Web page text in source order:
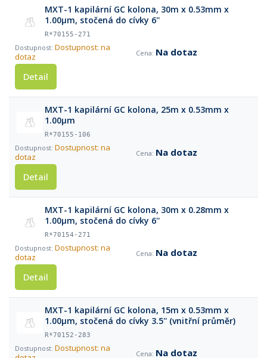
MXT-1 kapilární GC kolona, 30m x 0.53mm x
1.00μm, stočená do cívky 6''
R*70155-271
Dostupnost: na
dotaz
Na dotaz
Detail
MXT-1 kapilární GC kolona, 25m x 0.53mm x
1.00μm
R*70155-106
Dostupnost: na
dotaz
Na dotaz
Detail
MXT-1 kapilární GC kolona, 30m x 0.28mm x
1.00μm, stočená do cívky 6''
R*70154-271
Dostupnost: na
dotaz
Na dotaz
Detail
MXT-1 kapilární GC kolona, 15m x 0.53mm x
1.00μm, stočená do cívky 3.5'' (vnitřní průměr)
R*70152-283
Dostupnost: na
Na dotaz